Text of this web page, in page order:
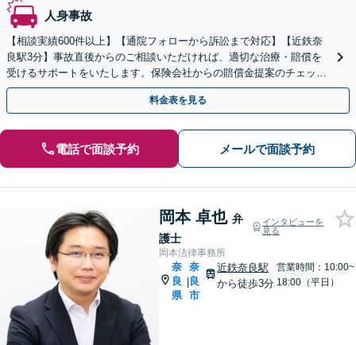
人身事故
【相談実績600件以上】【通院フォローから訴訟まで対応】【近鉄奈
良駅3分】事故直後からのご相談いただければ、適切な治療・賠償を
受けるサポートをいたします。保険会社からの賠償金提案のチェック
もいたします。いつでもご相談ください。
料金表を見る
電話で面談予約 メールで面談予約
岡本 卓也 弁
護士
インタビューを
見る
岡本法律事務所
奈
良
県
|
奈
良
市
近鉄奈良駅
から徒歩3分
営業時間：10:00~
18:00（平日）